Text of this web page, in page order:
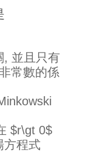
, 並且只有
常數的係
$r\gt 0$
方程式